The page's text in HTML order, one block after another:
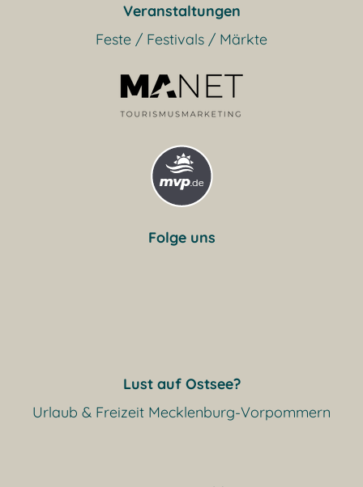
Veranstaltungen
Feste / Festivals / Märkte
Folge uns
Lust auf Ostsee?
Urlaub & Freizeit Mecklenburg-Vorpommern